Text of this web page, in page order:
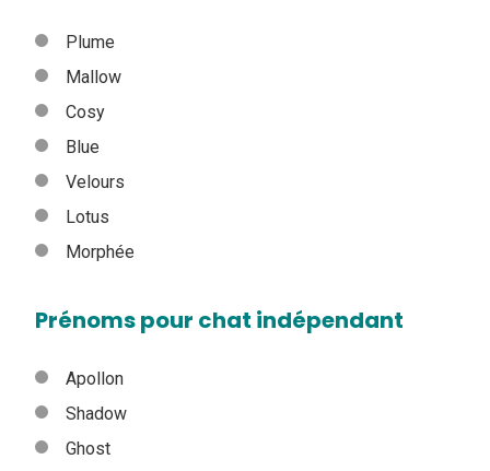
Plume
Mallow
Cosy
Blue
Velours
Lotus
Morphée
Prénoms pour chat indépendant
Apollon
Shadow
Ghost